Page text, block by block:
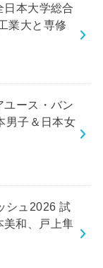
日本大学総合
業大と専修
ユース・バン
男子＆日本女
シュ2026 試
美和、戸上隼